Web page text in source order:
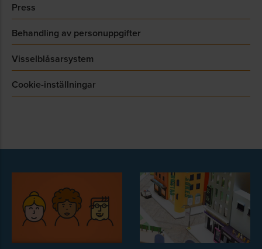
Press
Behandling av personuppgifter
Visselblåsarsystem
Cookie-inställningar